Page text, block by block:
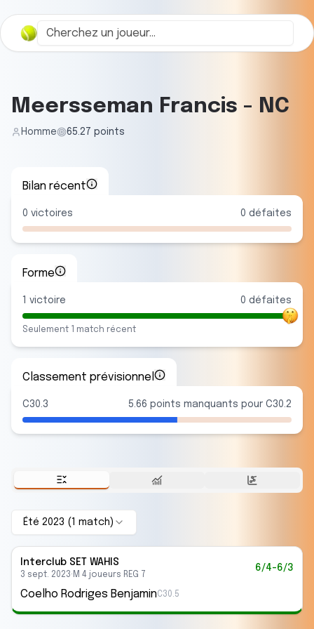
Meersseman Francis - NC
Homme 65.27 points
Bilan récent
0 victoires 0 défaites
Forme
victoire 0 défaites
Seulement match récent
Classement prévisionnel
C30.3 5.66 points manquants pour C30.2
Été 2023 ( match )
Interclub SET WAHIS
3 sept. 2023· M 4 joueurs REG 7
6/4-6/3
Coelho Rodriges BenjaminC30.5